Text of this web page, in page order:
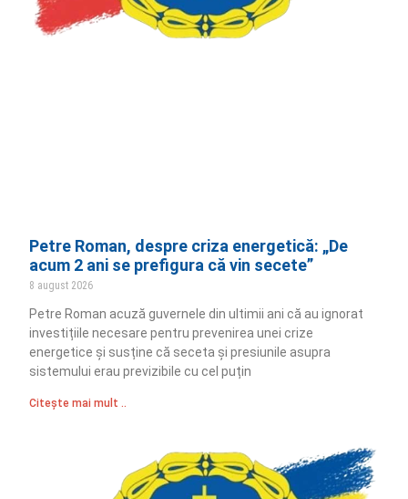
Petre Roman, despre criza energetică: „De
acum 2 ani se prefigura că vin secete”
8 august 2026
Petre Roman acuză guvernele din ultimii ani că au ignorat
investițiile necesare pentru prevenirea unei crize
energetice și susține că seceta și presiunile asupra
sistemului erau previzibile cu cel puțin
Citește mai mult ..